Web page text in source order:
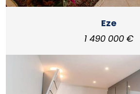
Eze
1 490 000 €